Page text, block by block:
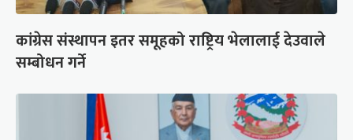
कांग्रेस संस्थापन इतर समूहको राष्ट्रिय भेलालाई देउवाले
सम्बोधन गर्ने